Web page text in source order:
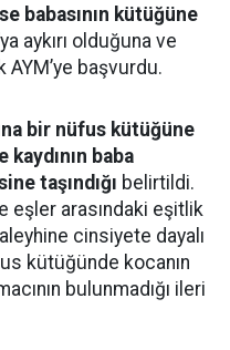
babasının kütüğüne
aykırı olduğuna ve
başvurdu.
bir nüfus kütüğüne
baba
taşındığı belirtildi.
eşler arasındaki eşitlik
cinsiyete dayalı
kütüğünde kocanın
bulunmadığı ileri